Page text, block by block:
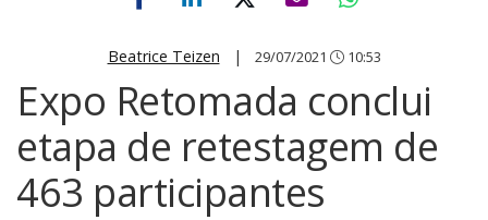
Beatrice Teizen | 29/07/2021 10:53
Expo Retomada conclui
etapa de retestagem de
463 participantes